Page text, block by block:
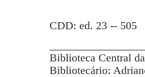
CDD: ed. 23 -- 505
Biblioteca Central
Bibliotecário: